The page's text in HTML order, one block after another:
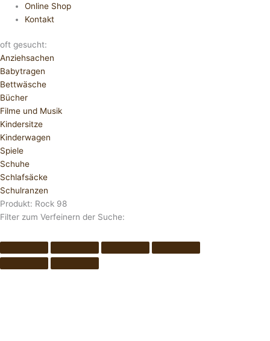
Online Shop
Kontakt
oft gesucht:
Anziehsachen
Babytragen
Bettwäsche
Bücher
Filme und Musik
Kindersitze
Kinderwagen
Spiele
Schuhe
Schlafsäcke
Schulranzen
Produkt: Rock 98
Filter zum Verfeinern der Suche: